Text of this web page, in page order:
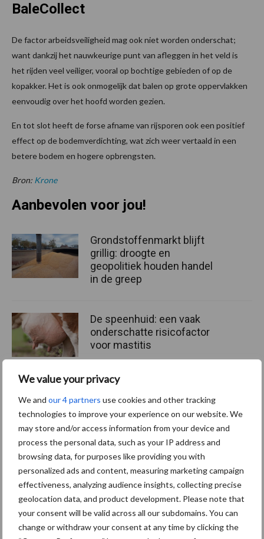
We value your privacy
We and our 4 partners use cookies and other tracking
technologies to improve your experience on our website. We
may store and/or access information from your device and
process the personal data, such as your IP address and
browsing data, for purposes like providing you with
personalized ads and content, measuring marketing campaign
effectiveness, analyzing audience insights, collecting precise
geolocation data, and product development. Please note that
your consent will be valid across all our subdomains. You can
change or withdraw your consent at any time by clicking the
BaleCollect
De factor arbeidsveiligheid mag ook niet worden onderschat;
want dankzij het nauwkeurige punt van afleggen in het veld is
het rijden veel veiliger, vooral op bochtige gebieden of op de
kopakker. Het is ook onmogelijk dat balen op grote oppervlakken
eenvoudig over het hoofd worden gezien.
En tot slot heeft de forse afname van rijsporen ook een positief
effect op de bodemverdichting, wat zich weer vertaald in een
betere bodem en hogere opbrengsten.
Bron: Krone
Aanbevolen voor jou!
Grondstoffenmarkt blijft
grillig: droogte en
geopolitiek houden handel
in de greep
De speenhuid: een vaak
onderschatte risicofactor
voor mastitis
ForFarmers ziet volume en
marktaandeel groeien in
krimpende Nederlandse
markt
Themapagina's
Diergezondheid Bemesting Fokkerij